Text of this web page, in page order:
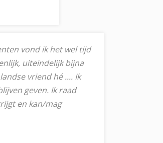
vond ik het wel tijd
uiteindelijk bijna
vriend hé .... Ik
geven. Ik raad
en kan/mag